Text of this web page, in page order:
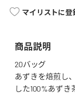
マイリストに登
商品説明
20バッグ
あずきを焙煎し
した100%あず